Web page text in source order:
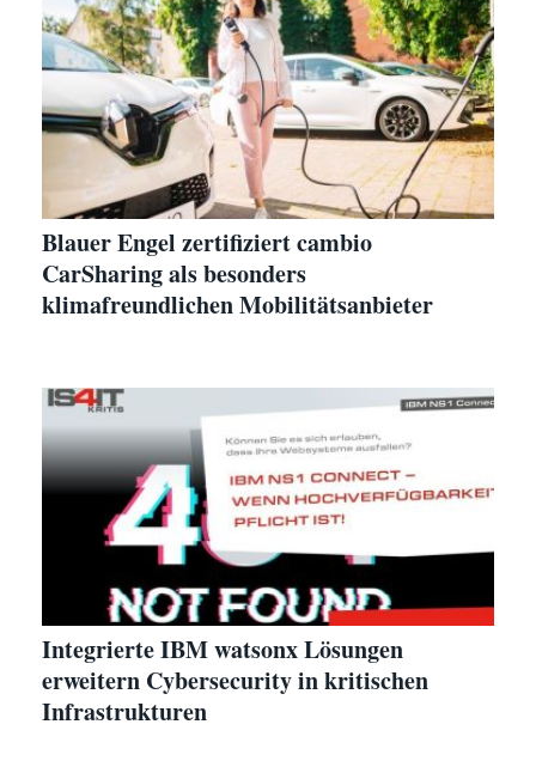
Blauer Engel zertifiziert cambio
CarSharing als besonders
klimafreundlichen Mobilitätsanbieter
Integrierte IBM watsonx Lösungen
erweitern Cybersecurity in kritischen
Infrastrukturen